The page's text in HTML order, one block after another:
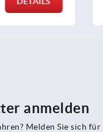
zzgl.
anmelden
Melden Sie sich